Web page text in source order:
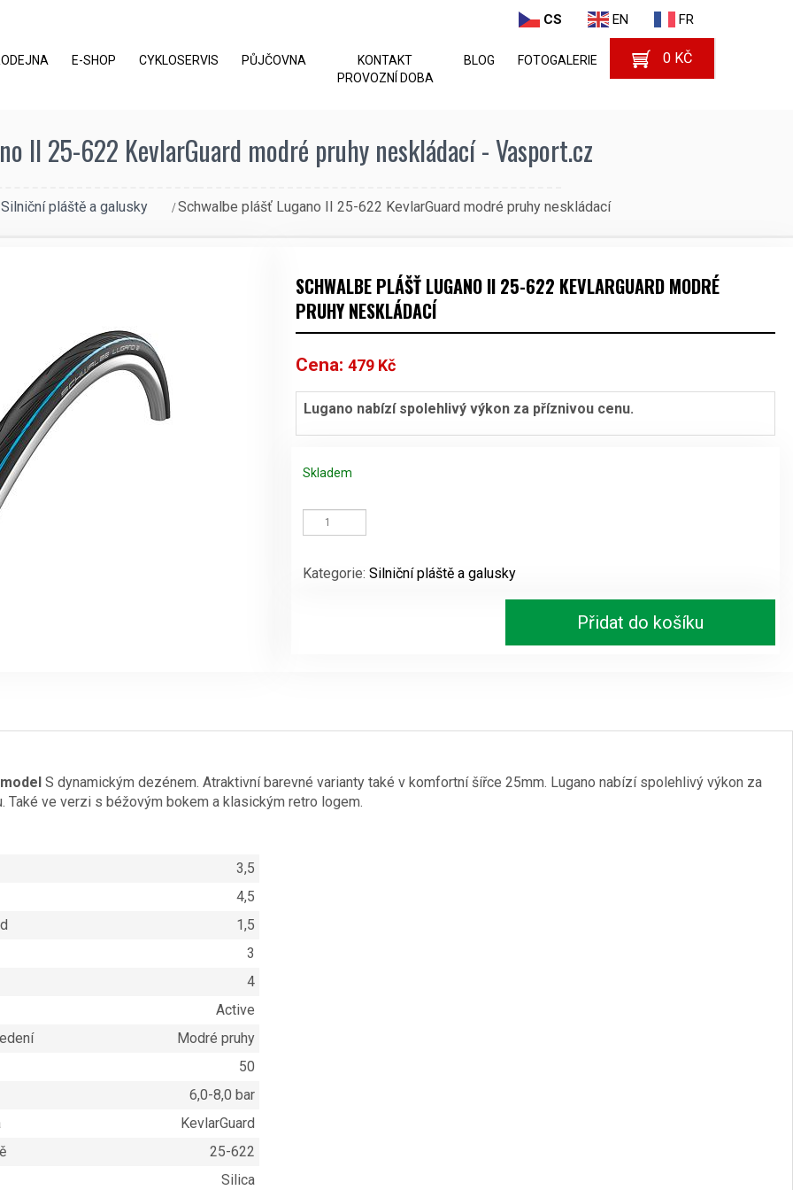
CS EN FR
E-SHOP CYKLOSERVIS PŮJČOVNA
KONTAKT
PROVOZNÍ DOBA
BLOG FOTOGALERIE 0 KČ
II 25-622 KevlarGuard modré pruhy neskládací - Vasport.cz
Silniční pláště a galusky Schwalbe plášť Lugano II 25-622 KevlarGuard modré pruhy neskládací
SCHWALBE PLÁŠŤ LUGANO II 25-622 KEVLARGUARD MODRÉ
PRUHY NESKLÁDACÍ
Cena: 479 Kč
Lugano nabízí spolehlivý výkon za příznivou cenu.
Skladem
plášť
Lugano
25-
Kategorie: Silniční pláště a galusky
Přidat do košíku
S dynamickým dezénem. Atraktivní barevné varianty také v komfortní šířce 25mm. Lugano nabízí spolehlivý výkon za
Také ve verzi s béžovým bokem a klasickým retro logem.
3,5
4,5
1,5
3
4
Active
Modré pruhy
50
6,0-8,0 bar
KevlarGuard
25-622
Silica